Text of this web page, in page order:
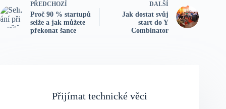
PŘEDCHOZÍ
Proč 90 % startupů
selže a jak můžete
překonat šance
DALŠÍ
Jak dostat svůj
start do Y
Combinator
Přijímat technické věci